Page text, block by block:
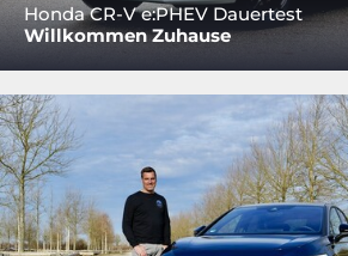
Honda CR-V e:PHEV Dauertest
Willkommen Zuhause